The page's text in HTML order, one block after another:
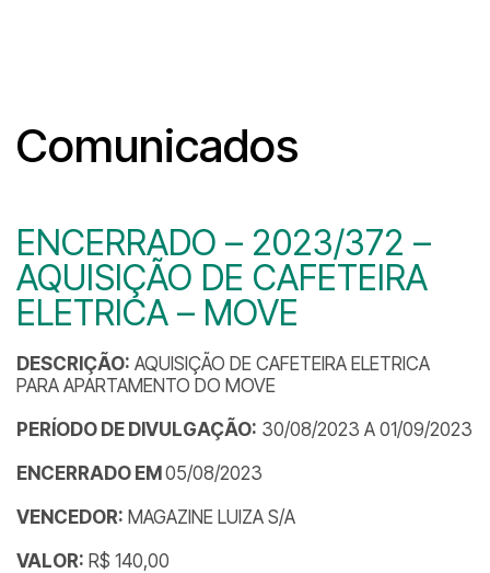
Comunicados
ENCERRADO – 2023/372 –
AQUISIÇÃO DE CAFETEIRA
ELETRICA – MOVE
DESCRIÇÃO: AQUISIÇÃO DE CAFETEIRA ELETRICA
PARA APARTAMENTO DO MOVE
PERÍODO DE DIVULGAÇÃO: 30/08/2023 A 01/09/2023
ENCERRADO EM 05/08/2023
VENCEDOR: MAGAZINE LUIZA S/A
VALOR: R$ 140,00